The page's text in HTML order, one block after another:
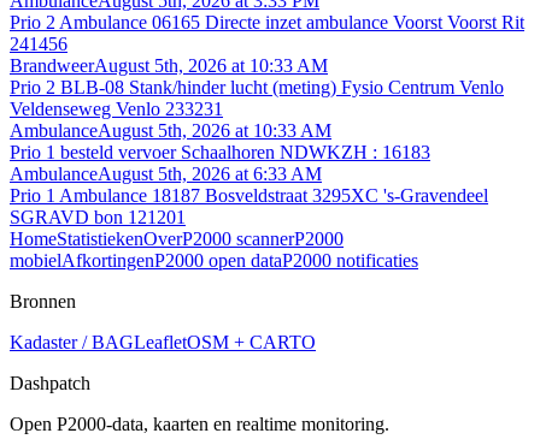
Prio 2 Ambulance 06165 Directe inzet ambulance Voorst Voorst Rit
241456
BrandweerAugust 5th, 2026 at 10:33 AM
Prio 2 BLB-08 Stank/hinder lucht (meting) Fysio Centrum Venlo
Veldenseweg Venlo 233231
AmbulanceAugust 5th, 2026 at 10:33 AM
Prio 1 besteld vervoer Schaalhoren NDWKZH : 16183
AmbulanceAugust 5th, 2026 at 6:33 AM
Prio 1 Ambulance 18187 Bosveldstraat 3295XC 's-Gravendeel
SGRAVD bon 121201
HomeStatistiekenOverP2000 scannerP2000
mobielAfkortingenP2000 open dataP2000 notificaties
Bronnen
Kadaster / BAGLeafletOSM + CARTO
Dashpatch
Open P2000-data, kaarten en realtime monitoring.